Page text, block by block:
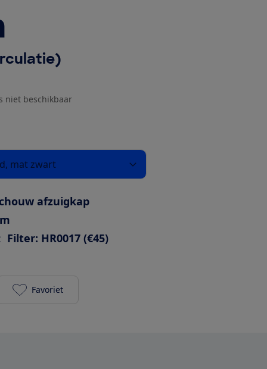
niet beschikbaar
mat zwart
afzuigkap
Filter: HR0017 (€45)
Pelgrim BSK963MAT (recirculatie) toevoegen aan
Favoriet